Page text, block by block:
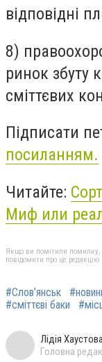
відповідні
8)
ринок збуту
сміттєвих
Підписати
посиланням.
Читайте:
Миф или
Якщо ви помітили помилку,
повідомити про це редакцію
#Слов’янськ
#сміттєві баки
Лідія Хаустова
Головна